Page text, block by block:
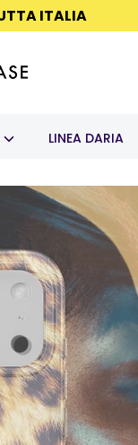
ITALIA
LINEA DARIA